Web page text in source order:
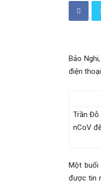
Bảo
điện
Trần Đỗ
nCoV
Một buổi
được tin